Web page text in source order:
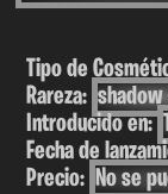
Tipo de
Rareza:
Introducido en:
Fecha de
Precio: No se